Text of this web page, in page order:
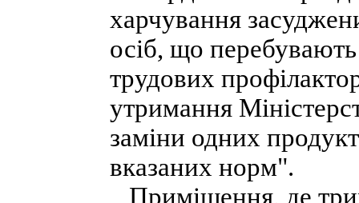
харчування
осіб, що перебувають
трудових
утримання
заміни одних
вказаних норм".
Приміщення, де